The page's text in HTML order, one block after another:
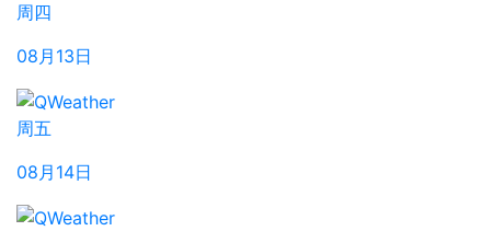
周四
08月13日
周五
08月14日